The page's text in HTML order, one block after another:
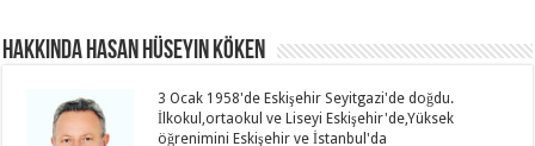
Hakkında Hasan Hüseyin KÖKEN
3 Ocak 1958'de Eskişehir Seyitgazi'de doğdu.
İlkokul,ortaokul ve Liseyi Eskişehir'de,Yüksek
öğrenimini Eskişehir ve İstanbul'da